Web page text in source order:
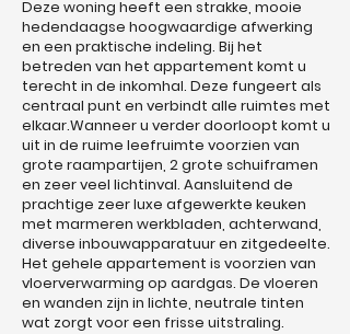
Deze woning heeft een strakke, mooie
hedendaagse hoogwaardige afwerking
en een praktische indeling. Bij het
betreden van het appartement komt u
terecht in de inkomhal. Deze fungeert als
centraal punt en verbindt alle ruimtes met
elkaar.Wanneer u verder doorloopt komt u
uit in de ruime leefruimte voorzien van
grote raampartijen, 2 grote schuiframen
en zeer veel lichtinval. Aansluitend de
prachtige zeer luxe afgewerkte keuken
met marmeren werkbladen, achterwand,
diverse inbouwapparatuur en zitgedeelte.
Het gehele appartement is voorzien van
vloerverwarming op aardgas. De vloeren
en wanden zijn in lichte, neutrale tinten
wat zorgt voor een frisse uitstraling.